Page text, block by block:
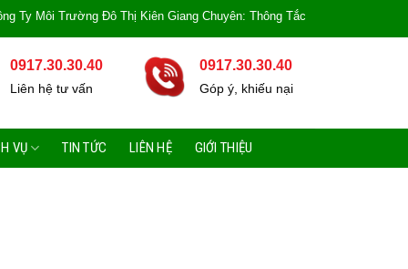
Trường Đô Thị Kiên Giang Chuyên: Thông Tắc Bồn Cầu, Tắc Cống, Tắc
0917.30.30.40
Liên hệ tư vấn
0917.30.30.40
Góp ý, khiếu nại
VỤ TIN TỨC LIÊN HỆ GIỚI THIỆU